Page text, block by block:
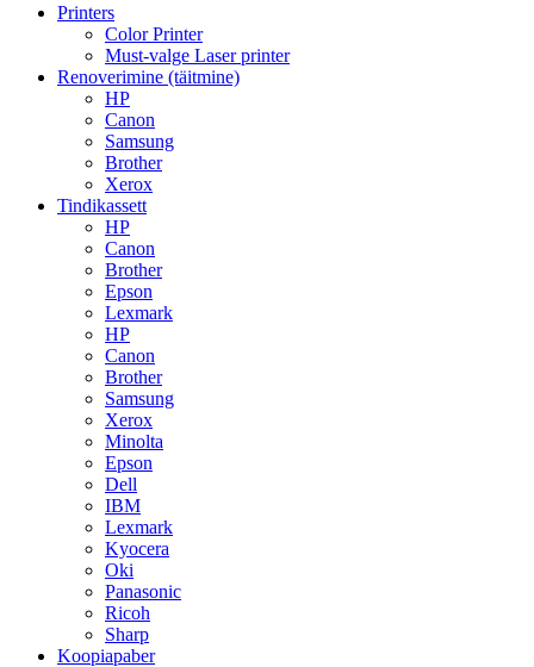
Printers
Color Printer
Must-valge Laser printer
Renoverimine (täitmine)
HP
Canon
Samsung
Brother
Xerox
Tindikassett
HP
Canon
Brother
Epson
Lexmark
HP
Canon
Brother
Samsung
Xerox
Minolta
Epson
Dell
IBM
Lexmark
Kyocera
Oki
Panasonic
Ricoh
Sharp
Koopiapaber